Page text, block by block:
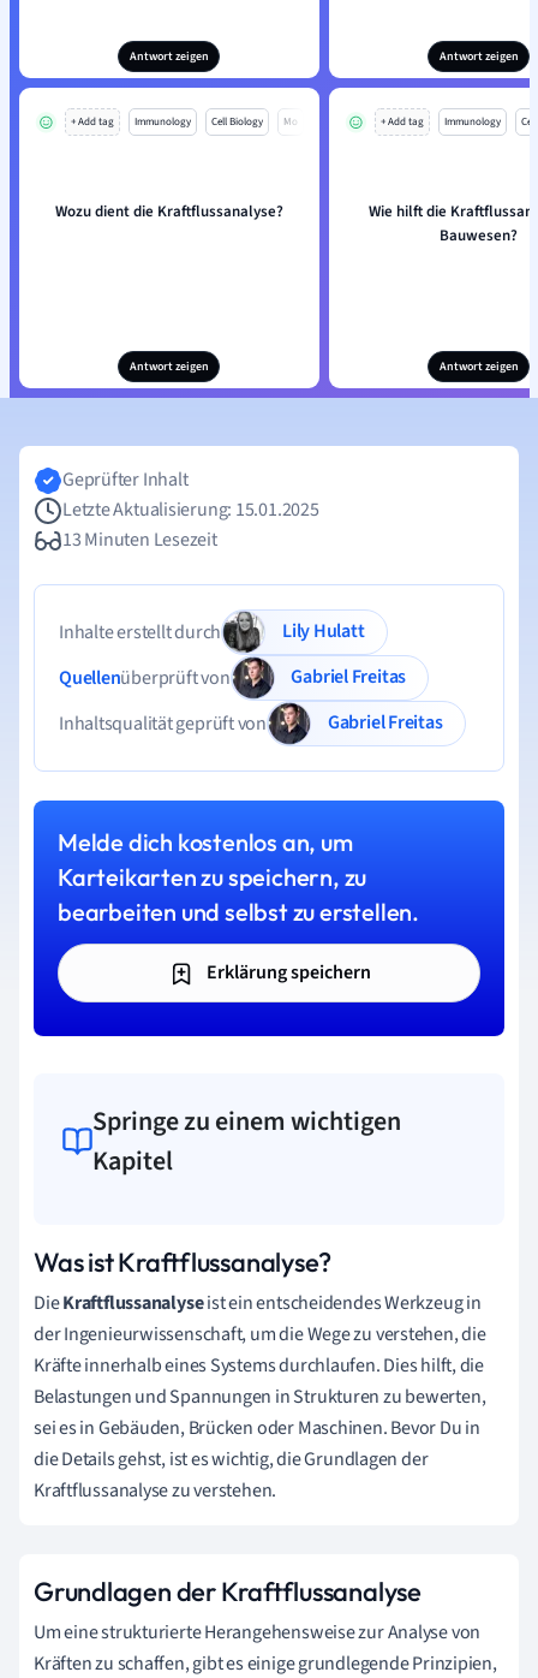
Antwort zeigen Antwort zeigen
+ Add tag Immunology Cell Biology Mo
Wozu dient die Kraftflussanalyse?
Antwort zeigen
+ Add tag Immunology
Wie hilft die
Bauwesen?
Antwort zeigen
Geprüfter Inhalt
Letzte Aktualisierung: 15.01.2025
13 Minuten Lesezeit
Inhalte erstellt durch
Lily Hulatt
Quellenüberprüft von
Gabriel Freitas
Inhaltsqualität geprüft von
Gabriel Freitas
Melde dich kostenlos an, um
Karteikarten zu speichern, zu
bearbeiten und selbst zu erstellen.
Erklärung speichern
Springe zu einem wichtigen
Kapitel
Was ist Kraftflussanalyse?
DieKraftflussanalyseist ein entscheidendes Werkzeug in
der Ingenieurwissenschaft, um die Wege zu verstehen, die
Kräfte innerhalb eines Systems durchlaufen. Dies hilft, die
Belastungen und Spannungen in Strukturen zu bewerten,
sei es in Gebäuden, Brücken oder Maschinen. Bevor Du in
die Details gehst, ist es wichtig, die Grundlagen der
Kraftflussanalyse zu verstehen.
Grundlagen der Kraftflussanalyse
Um eine strukturierte Herangehensweise zur Analyse von
Kräften zu schaffen, gibt es einige grundlegende Prinzipien,